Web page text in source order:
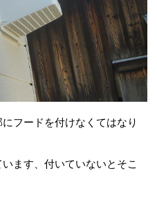
フードを付けなくてはなり
ます、付いていないとそこ